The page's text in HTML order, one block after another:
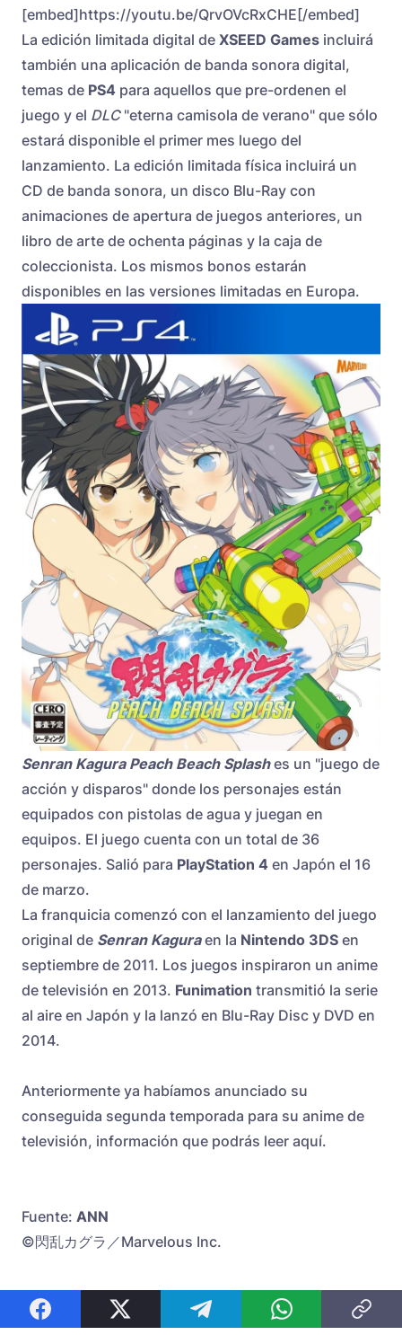
[embed]https://youtu.be/QrvOVcRxCHE[/embed]
La edición limitada digital de XSEED Games incluirá
también una aplicación de banda sonora digital,
temas de PS4 para aquellos que pre-ordenen el
juego y el DLC"eterna camisola de verano" que sólo
estará disponible el primer mes luego del
lanzamiento. La edición limitada física incluirá un
CD de banda sonora, un disco Blu-Ray con
animaciones de apertura de juegos anteriores, un
libro de arte de ochenta páginas y la caja de
coleccionista. Los mismos bonos estarán
disponibles en las versiones limitadas en Europa.
Senran Kagura Peach Beach Splashes un "juego de
acción y disparos" donde los personajes están
equipados con pistolas de agua y juegan en
equipos. El juego cuenta con un total de 36
personajes. Salió para PlayStation 4 en Japón el 16
de marzo.
La franquicia comenzó con el lanzamiento del juego
original de Senran Kaguraen la Nintendo 3DS en
septiembre de 2011. Los juegos inspiraron un anime
de televisión en 2013. Funimation transmitió la serie
al aire en Japón y la lanzó en Blu-Ray Disc y DVD en
2014.
Anteriormente ya habíamos anunciado su
conseguida segunda temporada para su anime de
televisión, información que podrás leer aquí.
Fuente: ANN
©閃乱カグラ／Marvelous Inc.